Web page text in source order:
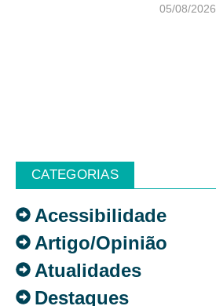
05/08/2026
CATEGORIAS
Acessibilidade
Artigo/Opinião
Atualidades
Destaques